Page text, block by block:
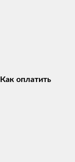
Как оплатить